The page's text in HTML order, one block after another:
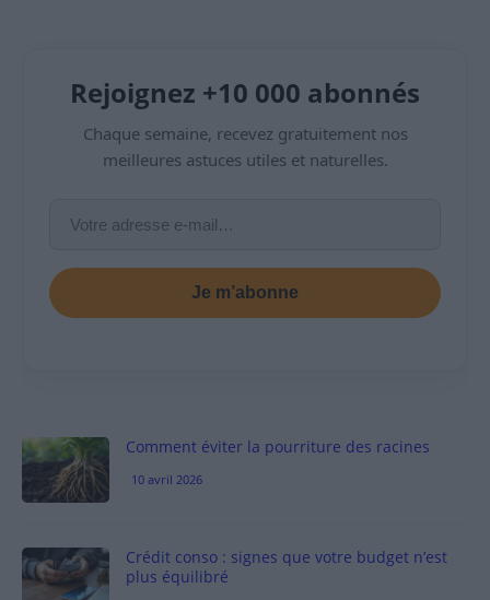
Rejoignez +10 000 abonnés
Chaque semaine, recevez gratuitement nos
meilleures astuces utiles et naturelles.
Je m’abonne
Comment éviter la pourriture des racines
10 avril 2026
Crédit conso : signes que votre budget n’est
plus équilibré